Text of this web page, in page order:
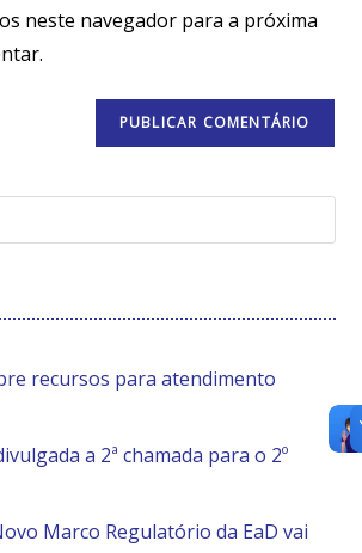
neste navegador para a próxima
recursos para atendimento
a 2ª chamada para o 2º
Marco Regulatório da EaD vai